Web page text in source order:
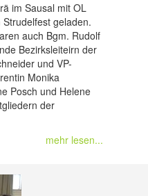
im Sausal mit OL
geladen.
auch Bgm. Rudolf
Bezirksleiteirn der
und VP-
Monika
Posch und Helene
der
mehr lesen...